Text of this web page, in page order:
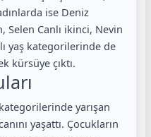
ise Deniz
Selen Canlı ikinci, Nevin
yaş kategorilerinde de
kürsüye çıktı.
yarışan
yaşattı. Çocukların